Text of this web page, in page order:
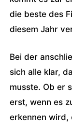
die beste des
diesem Jahr
Bei der
sich alle klar,
musste. Ob er
erst, wenn es
erkennen wird,